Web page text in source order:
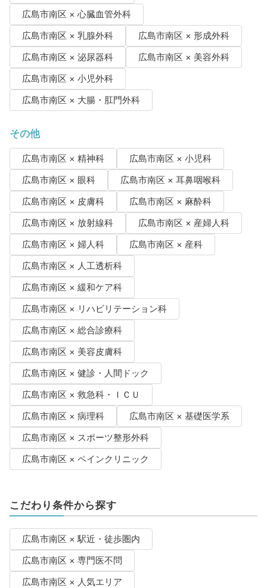
広島市南区 × 心臓血管外科
広島市南区 × 乳腺外科
広島市南区 × 形成外科
広島市南区 × 泌尿器科
広島市南区 × 美容外科
広島市南区 × 小児外科
広島市南区 × 大腸・肛門外科
その他
広島市南区 × 精神科
広島市南区 × 小児科
広島市南区 × 眼科
広島市南区 × 耳鼻咽喉科
広島市南区 × 皮膚科
広島市南区 × 麻酔科
広島市南区 × 放射線科
広島市南区 × 産婦人科
広島市南区 × 婦人科
広島市南区 × 産科
広島市南区 × 人工透析科
広島市南区 × 緩和ケア科
広島市南区 × リハビリテーション科
広島市南区 × 総合診療科
広島市南区 × 美容皮膚科
広島市南区 × 健診・人間ドック
広島市南区 × 救急科・ＩＣＵ
広島市南区 × 病理科
広島市南区 × 基礎医学系
広島市南区 × スポーツ整形外科
広島市南区 × ペインクリニック
こだわり条件から探す
広島市南区 × 駅近・徒歩圏内
広島市南区 × 専門医不問
広島市南区 × 人気エリア